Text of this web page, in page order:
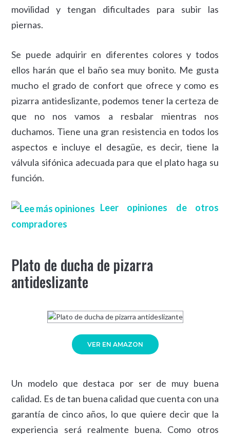
movilidad y tengan dificultades para subir las
piernas.
Se puede adquirir en diferentes colores y todos
ellos harán que el baño sea muy bonito. Me gusta
mucho el grado de confort que ofrece y como es
pizarra antideslizante, podemos tener la certeza de
que no nos vamos a resbalar mientras nos
duchamos. Tiene una gran resistencia en todos los
aspectos e incluye el desagüe, es decir, tiene la
válvula sifónica adecuada para que el plato haga su
función.
Leer opiniones de otros
compradores
Plato de ducha de pizarra
antideslizante
VER EN AMAZON
Un modelo que destaca por ser de muy buena
calidad. Es de tan buena calidad que cuenta con una
garantía de cinco años, lo que quiere decir que la
experiencia será realmente buena. Como otros